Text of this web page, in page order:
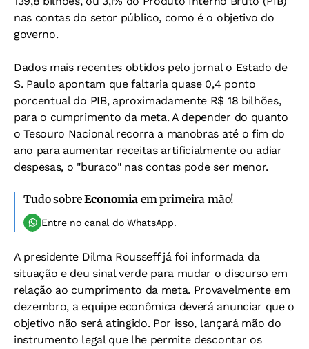
nas contas do setor público, como é o objetivo do
governo.
Dados mais recentes obtidos pelo jornal o Estado de
S. Paulo apontam que faltaria quase 0,4 ponto
porcentual do PIB, aproximadamente R$ 18 bilhões,
para o cumprimento da meta. A depender do quanto
o Tesouro Nacional recorra a manobras até o fim do
ano para aumentar receitas artificialmente ou adiar
despesas, o "buraco" nas contas pode ser menor.
Tudo sobreEconomiaem primeira mão!
Entre no canal do WhatsApp.
A presidente Dilma Rousseff já foi informada da
situação e deu sinal verde para mudar o discurso em
relação ao cumprimento da meta. Provavelmente em
dezembro, a equipe econômica deverá anunciar que o
objetivo não será atingido. Por isso, lançará mão do
instrumento legal que lhe permite descontar os